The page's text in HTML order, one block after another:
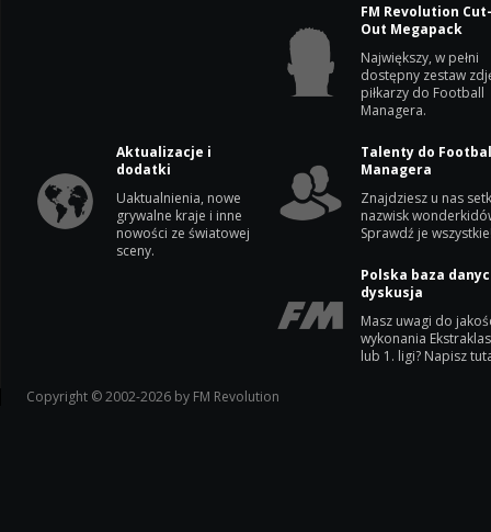
FM Revolution
Out Megapack
Największy, w pełni
dostępny zestaw
piłkarzy do Football
Managera.
Aktualizacje i
dodatki
Uaktualnienia, nowe
grywalne kraje i inne
nowości ze światowej
sceny.
Talenty do
Managera
Znajdziesz u nas
nazwisk
Sprawdź je
Polska baza
dyskusja
Masz uwagi do
wykonania
lub 1. ligi? Napisz
Copyright © 2002-2026 by FM Revolution